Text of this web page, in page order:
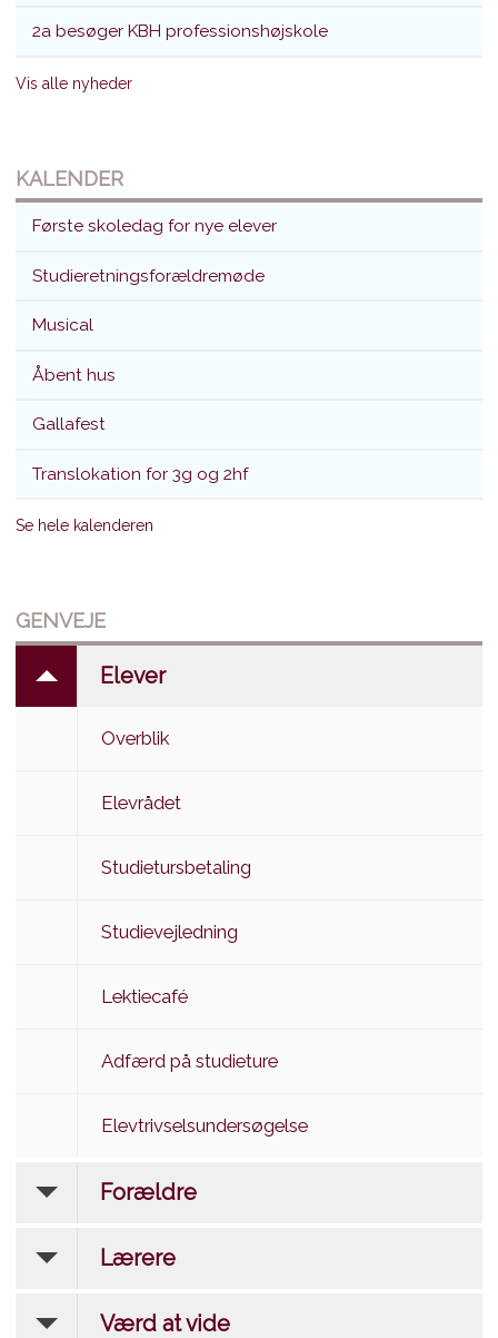
2a besøger KBH professionshøjskole
Vis alle nyheder
KALENDER
Første skoledag for nye elever
Studieretningsforældremøde
Musical
Åbent hus
Gallafest
Translokation for 3g og 2hf
Se hele kalenderen
GENVEJE
Elever
Overblik
Elevrådet
Studietursbetaling
Studievejledning
Lektiecafé
Adfærd på studieture
Elevtrivselsundersøgelse
Forældre
Lærere
Værd at vide